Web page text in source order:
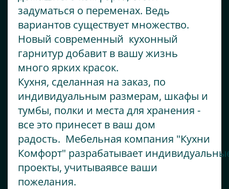
задуматься о переменах. Ведь
вариантов существует множество.
Новый современный кухонный
гарнитур добавит в вашу жизнь
много ярких красок.
Кухня, сделанная на заказ, по
индивидуальным размерам, шкафы и
тумбы, полки и места для хранения -
все это принесет в ваш дом
радость. Мебельная компания "Кухни
Комфорт" разрабатывает
проекты, учитываявсе ваши
пожелания.